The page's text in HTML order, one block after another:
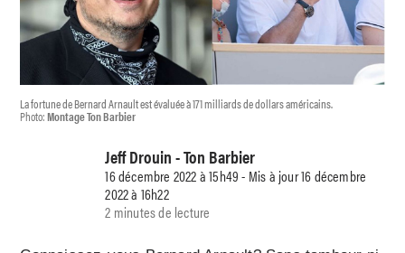
La fortune de Bernard Arnault est évaluée à 171 milliards de dollars américains.
Photo:Montage Ton Barbier
Jeff Drouin - Ton Barbier
16 décembre 2022 à 15h49 - Mis à jour 16 décembre
2022 à 16h22
2 minutes de lecture